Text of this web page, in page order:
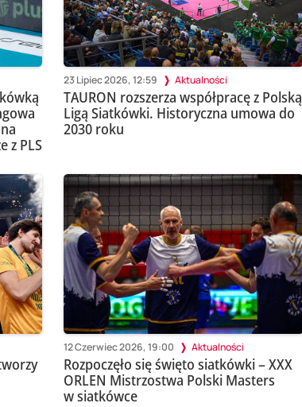
z PLS
23 Lipiec 2026, 12:59 Aktualności
TAURON rozszerza współpracę z Polską
Ligą Siatkówki. Historyczna umowa do
2030 roku
12 Czerwiec 2026, 19:00 Aktualności
Rozpoczęło się święto siatkówki – XXX
ORLEN Mistrzostwa Polski Masters
w siatkówce